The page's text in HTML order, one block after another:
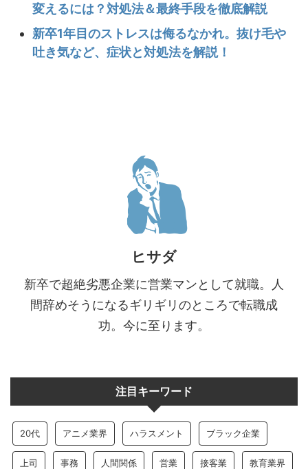
変えるには？対処法＆最終手段を徹底解説
新卒1年目のストレスは侮るなかれ。抜け毛や
吐き気など、症状と対処法を解説！
ヒサダ
新卒で超絶劣悪企業に営業マンとして就職。人
間辞めそうになるギリギリのところで転職成
功。今に至ります。
注目キーワード
20代 アニメ業界 ハラスメント ブラック企業
上司 事務 人間関係 営業 接客業 教育業界